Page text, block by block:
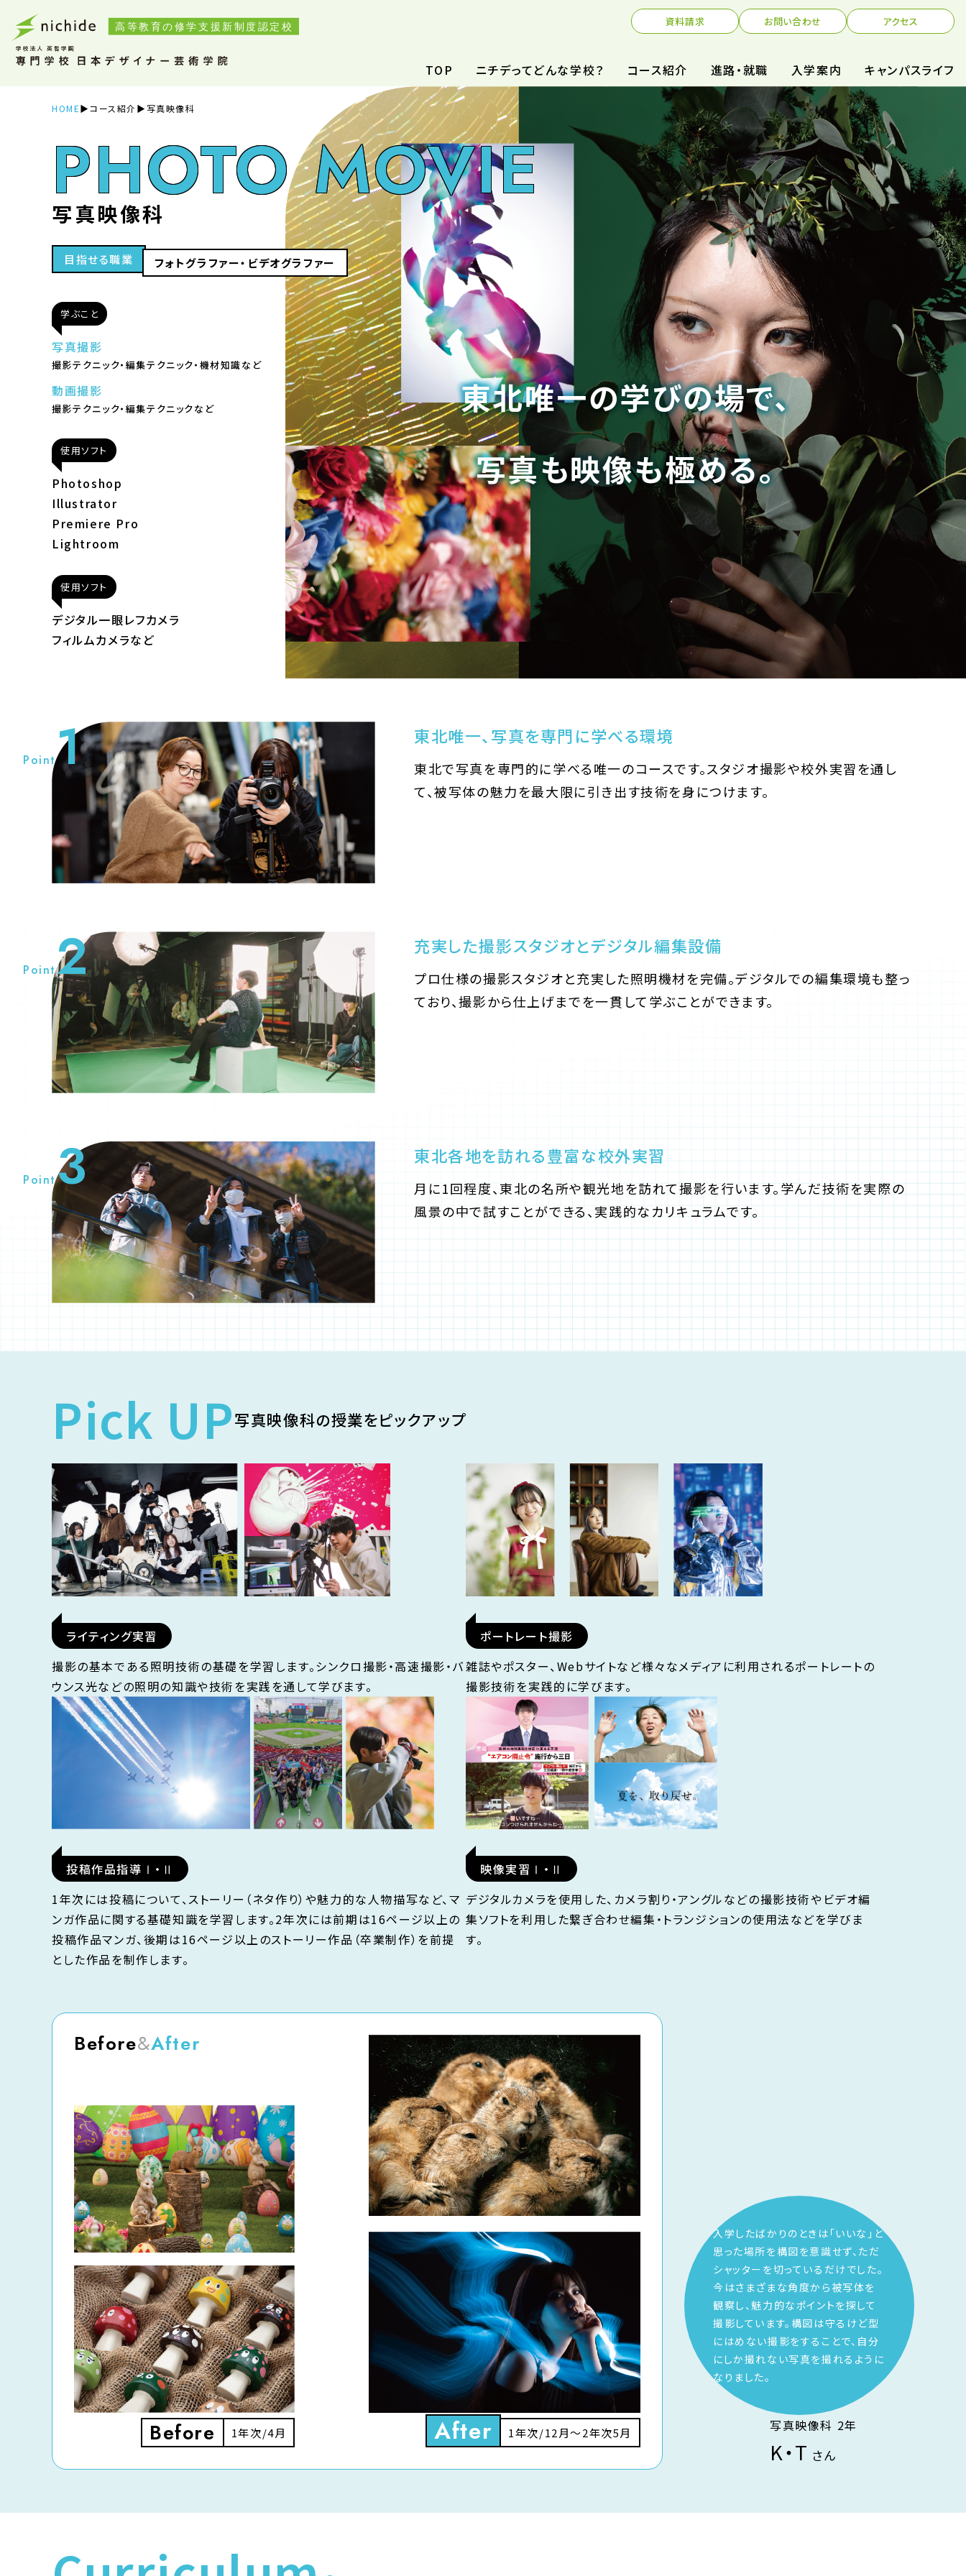
TOP ニチデってどんな学校？ コース紹介 進路・就職 入学案内 キャンパスライフ
資料請求 お問い合わせ アクセス
東北唯一の学びの場で、
写真も映像も極める。
東北唯一の学びの場で、
写真も映像も極める。
HOME コース紹介 写真映像科
PHOTO MOVIE
写真映像科
目指せる職業 フォトグラファー・ビデオグラファー
学ぶこと
写真撮影
撮影テクニック・編集テクニック・機材知識など
動画撮影
撮影テクニック・編集テクニックなど
使用ソフト
Photoshop
Illustrator
Premiere Pro
Lightroom
使用ソフト
デジタル一眼レフカメラ
フィルムカメラなど
Point1 東北唯一、写真を専門に学べる環境
東北で写真を専門的に学べる唯一のコースです。スタジオ撮影や校外実習を通し
て、被写体の魅力を最大限に引き出す技術を身につけます。
Point2 充実した撮影スタジオとデジタル編集設備
プロ仕様の撮影スタジオと充実した照明機材を完備。デジタルでの編集環境も整っ
ており、撮影から仕上げまでを一貫して学ぶことができます。
Point3 東北各地を訪れる豊富な校外実習
月に1回程度、東北の名所や観光地を訪れて撮影を行います。学んだ技術を実際の
風景の中で試すことができる、実践的なカリキュラムです。
Pick UP写真映像科の授業をピックアップ
ライティング実習
撮影の基本である照明技術の基礎を学習します。シンクロ撮影・高速撮影・バ
ウンス光などの照明の知識や技術を実践を通して学びます。
ポートレート撮影
雑誌やポスター、Webサイトなど様々なメディアに利用されるポートレートの
撮影技術を実践的に学びます。
投稿作品指導Ⅰ・Ⅱ
1年次には投稿について、ストーリー（ネタ作り）や魅力的な人物描写など、マ
ンガ作品に関する基礎知識を学習します。2年次には前期は16ページ以上の
投稿作品マンガ、後期は16ページ以上のストーリー作品（卒業制作）を前提
とした作品を制作します。
映像実習Ⅰ・Ⅱ
デジタルカメラを使用した、カメラ割り・アングルなどの撮影技術やビデオ編
集ソフトを利用した繋ぎ合わせ編集・トランジションの使用法などを学びま
す。
Before&After
Before 1年次/4月 After 1年次/12月〜2年次5月
入学したばかりのときは「いいな」と
思った場所を構図を意識せず、ただ
シャッターを切っているだけでした。
今はさまざまな角度から被写体を
観察し、魅力的なポイントを探して
撮影しています。構図は守るけど型
にはめない撮影をすることで、自分
にしか撮れない写真を撮れるように
なりました。
写真映像科 2年
K・T さん